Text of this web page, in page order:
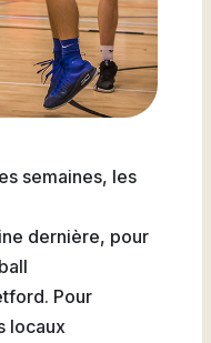
semaines, les
dernière, pour
Pour
locaux